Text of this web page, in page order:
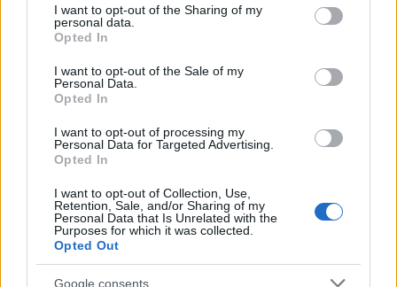
not limited to your visit or usage behaviour. You may click to
grant or deny consent to Google and its third-party tags to
use your data for below specified purposes in below Google
consent section.
I want to opt-out of the Sharing of my
personal data.
Opted In
I want to opt-out of the Sale of my
Personal Data.
Opted In
I want to opt-out of processing my
Personal Data for Targeted Advertising.
Opted In
I want to opt-out of Collection, Use,
Retention, Sale, and/or Sharing of my
Personal Data that Is Unrelated with the
Purposes for which it was collected.
Opted Out
Google consents
CRONACA
Nidi di Roma, caos e attesa: il
Campidoglio lancia l’allarme